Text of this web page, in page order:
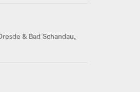
& Bad Schandau,